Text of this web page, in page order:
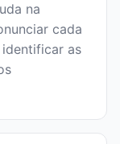
na
cada
as